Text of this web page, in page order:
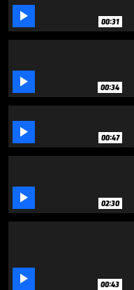
29
seconds
 00:31
 00:34
 00:47
 02:30
 00:43